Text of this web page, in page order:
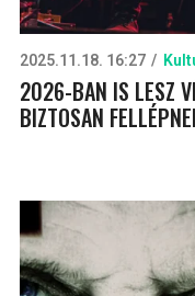
2025.11.18. 16:27
2026-BAN IS LESZ
BIZTOSAN